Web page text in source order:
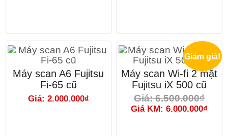
Máy scan A6 Fujitsu
Fi-65 cũ
Giá: 2.000.000₫
Giảm giá!
Máy scan Wi-fi 2 mặt
Fujitsu iX 500 cũ
Giá: 6.500.000₫
Giá KM: 6.000.000₫